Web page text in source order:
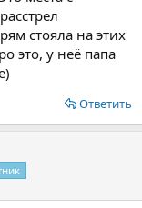
стояла на этих
это, у неё папа
Ответить